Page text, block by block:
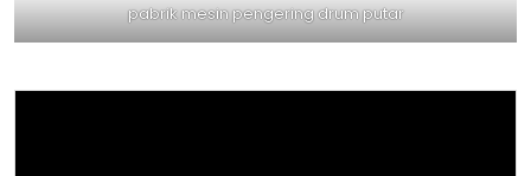
pabrik mesin pengering drum putar